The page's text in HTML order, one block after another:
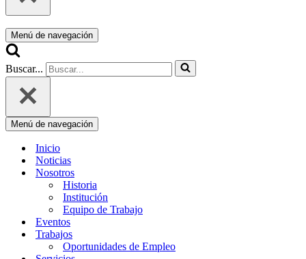
Menú de navegación
Buscar...
Menú de navegación
Inicio
Noticias
Nosotros
Historia
Institución
Equipo de Trabajo
Eventos
Trabajos
Oportunidades de Empleo